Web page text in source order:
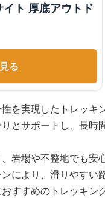
イト 厚底アウトド
る
を実現したトレッキ
とサポートし、長時
岩場や不整地でも安
により、滑りやすい
すすめのトレッキン